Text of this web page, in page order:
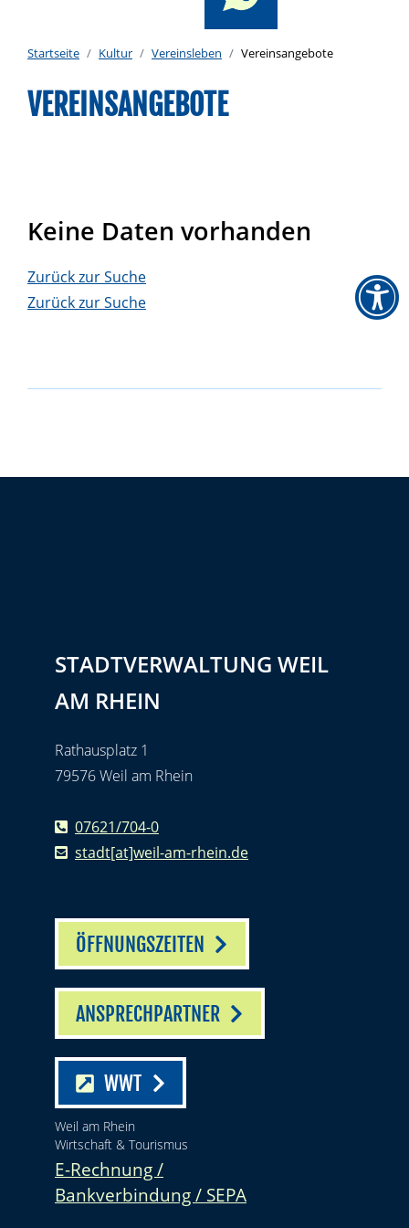
Startseite Kultur Vereinsleben Vereinsangebote
VEREINSANGEBOTE
Keine Daten vorhanden
Zurück zur Suche
Zurück zur Suche
STADTVERWALTUNG WEIL
AM RHEIN
Rathausplatz 1
79576 Weil am Rhein
07621/704-0
stadt[at]weil-am-rhein.de
ÖFFNUNGSZEITEN
ANSPRECHPARTNER
WWT
Weil am Rhein
Wirtschaft & Tourismus
E-Rechnung /
Bankverbindung / SEPA